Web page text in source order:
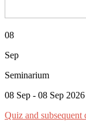
08
Sep
Seminarium
08 Sep - 08 Sep
Quiz and